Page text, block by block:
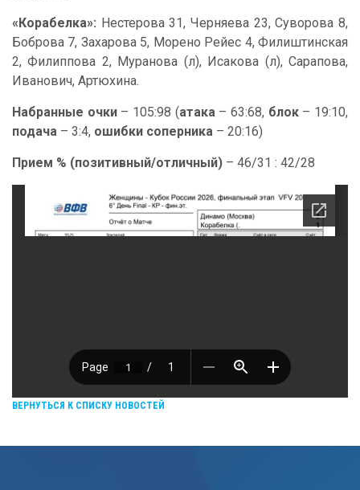
«Корабелка»: Нестерова 31, Черняева 23, Суворова 8,
Боброва 7, Захарова 5, Морено Рейес 4, Филиштинская
2, Филиппова 2, Муранова (л), Исакова (л), Сарапова,
Иванович, Артюхина.
Набранные очки– 105:98 (атака– 63:68, блок– 19:10,
подача – 3:4, ошибки соперника – 20:16)
Прием % (позитивный/отличный) – 46/31 : 42/28
ВЕРНУТЬСЯ К СПИСКУ НОВОСТЕЙ